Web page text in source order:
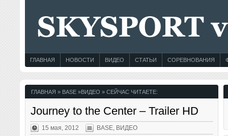
ГЛАВНАЯ НОВОСТИ ВИДЕО СТАТЬИ СОРЕВНОВАНИЯ
ГЛАВНАЯ » BASE »ВИДЕО » СЕЙЧАС ЧИТАЕТЕ:
Journey to the Center – Trailer HD
15 мая, 2012 BASE ВИДЕО